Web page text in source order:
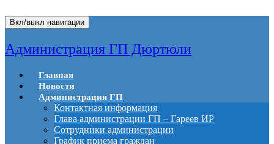
Вкл/выкл навигации
Администрация ГП Дюртюли
Главная
Новости
Администрация ГП
Контактная информация
Глава администрации ГП – Гареев ИР
Сотрудники администрации
График приема граждан